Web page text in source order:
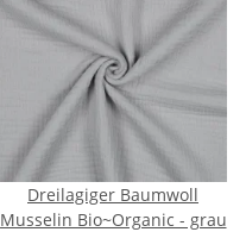
Dreilagiger Baumwoll
Musselin Bio~Organic - grau